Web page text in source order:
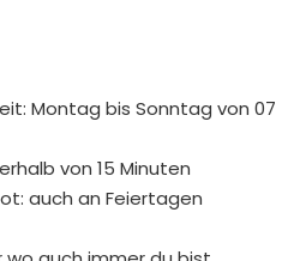
Montag bis Sonntag von 07
von 15 Minuten
auch an Feiertagen